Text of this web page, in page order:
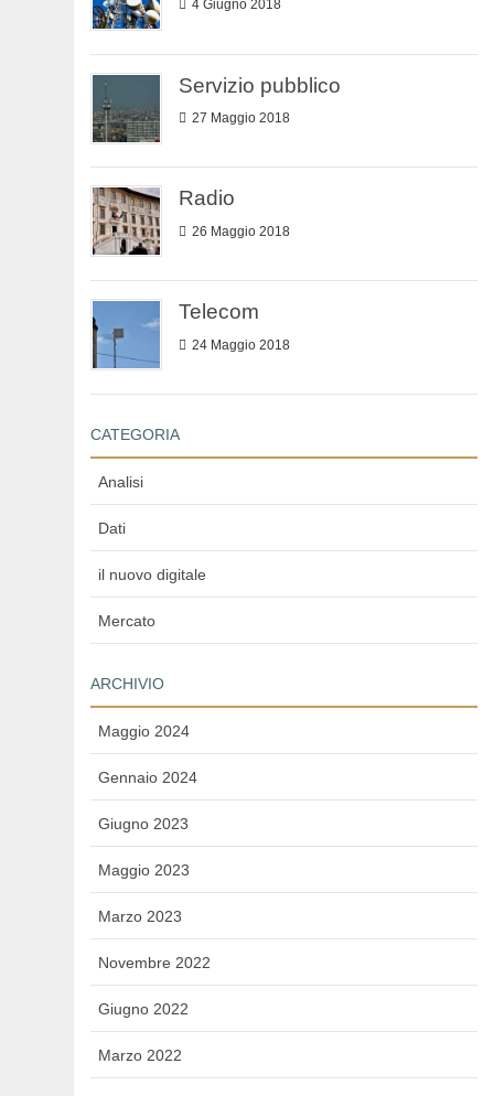
4 Giugno 2018
Servizio pubblico
27 Maggio 2018
Radio
26 Maggio 2018
Telecom
24 Maggio 2018
CATEGORIA
Analisi
Dati
il nuovo digitale
Mercato
ARCHIVIO
Maggio 2024
Gennaio 2024
Giugno 2023
Maggio 2023
Marzo 2023
Novembre 2022
Giugno 2022
Marzo 2022